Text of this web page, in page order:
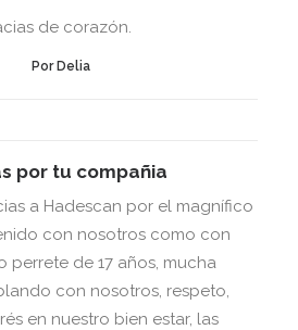
de corazón.
Por Delia
por tu compañia
a Hadescan por el magnífico
con nosotros como con
perrete de 17 años, mucha
con nosotros, respeto,
en nuestro bien estar, las